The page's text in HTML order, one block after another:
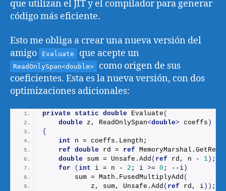
que utilizan el JIT y el compilador para generar
código más eficiente.
Esto me obliga a crear una nueva versión del
amigo
Evaluate que acepte un
ReadOnlySpan<double>
como origen de sus
coeficientes. Esta es la nueva versión, con dos
optimizaciones adicionales:
private static double Evaluate (
double z, ReadOnlySpan<double> coeffs )
{
int n = coeffs. Length ;
ref double rd = ref MemoryMarshal.
double sum = Unsafe. Add ( ref rd, n - 1 ) ;
for
( int i = n - 2 ; i >= 0 ; --i )
        sum = Math.
FusedMultiplyAdd (
            z, sum, Unsafe.
Add ( ref rd, i )) ;